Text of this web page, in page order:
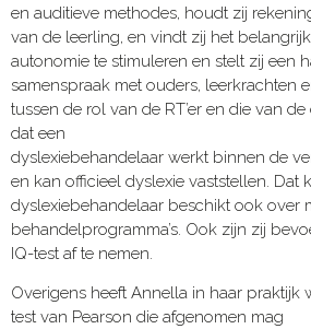
en auditieve methodes, houdt zij
van de leerling, en vindt zij het
autonomie te stimuleren en stelt zij een
samenspraak met ouders, leerkrachten
tussen de rol van de RT’er en die van
dat een
dyslexiebehandelaar werkt binnen de
en kan officieel dyslexie vaststellen. Dat
dyslexiebehandelaar beschikt ook over
behandelprogramma’s. Ook zijn zij
IQ-test af te nemen.
Overigens heeft Annella in haar praktijk
test van Pearson die afgenomen mag